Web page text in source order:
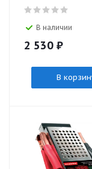
В наличии
2 530 ₽
В